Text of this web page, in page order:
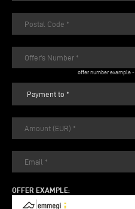
offer number example-
OFFER EXAMPLE: